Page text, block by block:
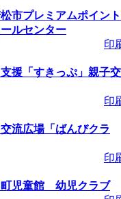
08/
広場「
～2026/
広場「
～
市プレミアムポイント
ルセンター
印
援「すきっぷ」親子交
印
流広場「ばんびクラ
印
町児童館 幼児クラブ